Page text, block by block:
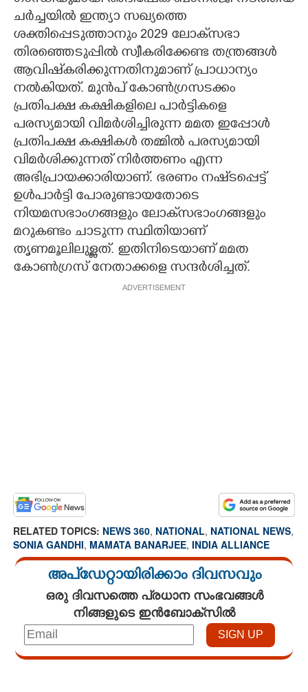
ചർച്ചയിൽ ഇന്ത്യാ സഖ്യത്തെ
ശക്തിപ്പെടുത്താനും 2029 ലോക്‌സഭാ
തിരഞ്ഞെടുപ്പിൽ സ്വീകരിക്കേണ്ട തന്ത്രങ്ങൾ
ആവിഷ്‌കരിക്കുന്നതിനുമാണ് പ്രാധാന്യം
നൽകിയത്. മുൻപ് കോൺഗ്രസടക്കം
പ്രതിപക്ഷ കക്ഷികളിലെ പാർട്ടികളെ
പരസ്യമായി വിമർശിച്ചിരുന്ന മമത ഇപ്പോൾ
പ്രതിപക്ഷ കക്ഷികൾ തമ്മിൽ പരസ്യമായി
വിമർശിക്കുന്നത് നിർത്തണം എന്ന
അഭിപ്രായക്കാരിയാണ്. ഭരണം നഷ്‌ടപ്പെട്ട്
ഉൾപാർട്ടി പോരുണ്ടായതോടെ
നിയമസഭാംഗങ്ങളും ലോക്‌സഭാംഗങ്ങളും
മറുകണ്ടം ചാടുന്ന സ്ഥിതിയാണ്
തൃണമൂലിലുള്ളത്. ഇതിനിടെയാണ് മമത
കോൺഗ്രസ് നേതാക്കളെ സന്ദർശിച്ചത്.
ADVERTISEMENT
RELATED TOPICS: NEWS 360, NATIONAL, NATIONAL NEWS,
SONIA GANDHI, MAMATA BANARJEE, INDIA ALLIANCE
അപ്ഡേറ്റായിരിക്കാം ദിവസവും
ഒരു ദിവസത്തെ പ്രധാന സംഭവങ്ങൾ
നിങ്ങളുടെ ഇൻബോക്സിൽ